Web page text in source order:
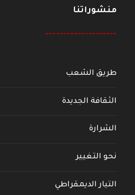
منشوراتنا
--------------------
طريق الشعب
الثقافة الجديدة
الشرارة
نحو التغيير
التيار الديمقراطي